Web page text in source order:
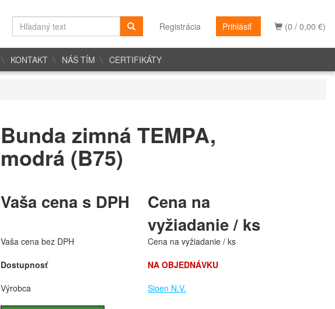
(0 / 0,00 €)
Registrácia Prihlásiť
KONTAKT NÁŠ TÍM CERTIFIKÁTY
Bunda zimná TEMPA,
modrá (B75)
Vaša cena s DPH
Cena na
vyžiadanie / ks
Vaša cena bez DPH
Cena na vyžiadanie / ks
Dostupnosť
NA OBJEDNÁVKU
Výrobca
Sioen N.V.